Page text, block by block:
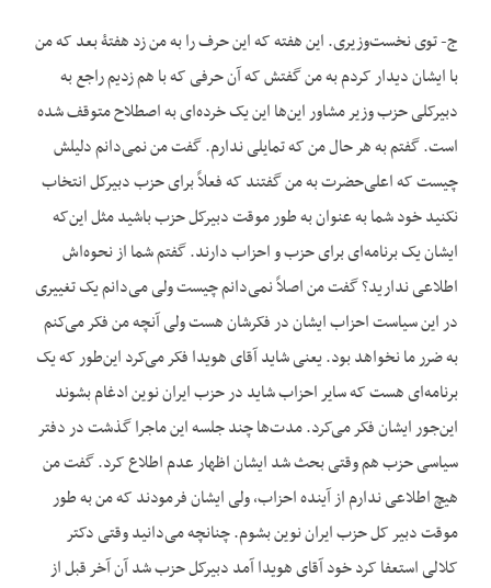
ج- توی نخست‌وزیری. این هفته که این حرف را به من زد هفتۀ بعد که من
با ایشان دیدار کردم به من گفتش که آن حرفی که با هم زدیم راجع به
دبیرکلی حزب وزیر مشاور این‌ها این یک خرده‌ای به اصطلاح متوقف شده
است. گفتم به هر حال من که تمایلی ندارم. گفت من نمی‌دانم دلیلش
چیست که اعلی‌حضرت به من گفتند که فعلاً برای حزب دبیرکل انتخاب
نکنید خود شما به عنوان به طور موقت دبیرکل حزب باشید مثل این‌که
ایشان یک برنامه‌ای برای حزب و احزاب دارند. گفتم شما از نحوه‌اش
اطلاعی ندارید؟ گفت من اصلاً نمی‌دانم چیست ولی می‌دانم یک تغییری
در این سیاست احزاب ایشان در فکرشان هست ولی آنچه من فکر می‌کنم
به ضرر ما نخواهد بود. یعنی شاید آقای هویدا فکر می‌کرد این‌طور که یک
برنامه‌ای هست که سایر احزاب شاید در حزب ایران نوین ادغام بشوند
این‌جور ایشان فکر می‌کرد. مدت‌ها چند جلسه این ماجرا گذشت در دفتر
سیاسی حزب هم وقتی بحث شد ایشان اظهار عدم اطلاع کرد. گفت من
هیچ اطلاعی ندارم از آینده احزاب، ولی ایشان فرمودند که من به طور
موقت دبیر کل حزب ایران نوین بشوم. چنانچه می‌دانید وقتی دکتر
کلالی استعفا کرد خود آقای هویدا آمد دبیرکل حزب شد آن آخر قبل از